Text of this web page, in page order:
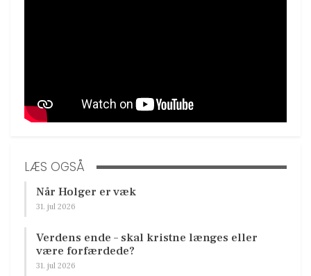
LÆS OGSÅ
Når Holger er væk
31. jul 2026
Verdens ende – skal kristne længes eller
være forfærdede?
31. jul 2026